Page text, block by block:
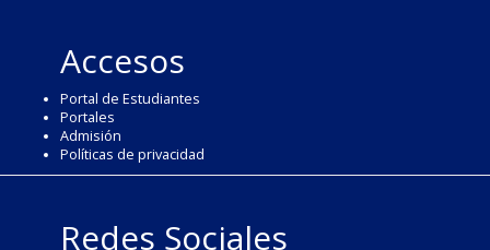
Accesos
Portal de Estudiantes
Portales
Admisión
Políticas de privacidad
Redes Sociales